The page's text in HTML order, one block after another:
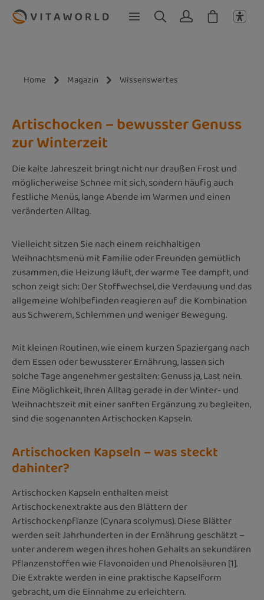
Zum Hauptinhalt springen
Home Magazin Wissenswertes
Artischocken – bewusster Genuss
zur Winterzeit
Die kalte Jahreszeit bringt nicht nur draußen Frost und
möglicherweise Schnee mit sich, sondern häufig auch
festliche Menüs, lange Abende im Warmen und einen
veränderten Alltag.
Vielleicht sitzen Sie nach einem reichhaltigen
Weihnachtsmenü mit Familie oder Freunden gemütlich
zusammen, die Heizung läuft, der warme Tee dampft, und
schon zeigt sich: Der Stoffwechsel, die Verdauung und das
allgemeine Wohlbefinden reagieren auf die Kombination
aus Schwerem, Schlemmen und weniger Bewegung.
Mit kleinen Routinen, wie einem kurzen Spaziergang nach
dem Essen oder bewussterer Ernährung, lassen sich
solche Tage angenehmer gestalten: Genuss ja, Last nein.
Eine Möglichkeit, Ihren Alltag gerade in der Winter- und
Weihnachtszeit mit einer sanften Ergänzung zu begleiten,
sind die sogenannten Artischocken Kapseln.
Artischocken Kapseln – was steckt
dahinter?
Artischocken Kapseln enthalten meist
Artischockenextrakte aus den Blättern der
Artischockenpflanze (Cynara scolymus). Diese Blätter
werden seit Jahrhunderten in der Ernährung geschätzt –
unter anderem wegen ihres hohen Gehalts an sekundären
Pflanzenstoffen wie Flavonoiden und Phenolsäuren [1].
Die Extrakte werden in eine praktische Kapselform
gebracht, um die Einnahme zu erleichtern.